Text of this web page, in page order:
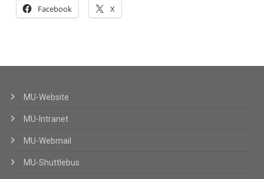
Facebook X
MU-Website
MU-Intranet
MU-Webmail
MU-Shuttlebus